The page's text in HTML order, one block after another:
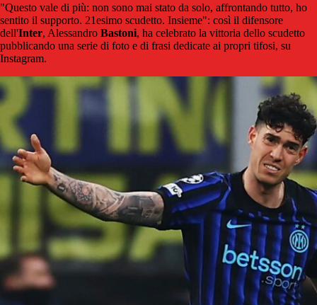
"Questo vale di più: non sono mai stato da solo, affrontando tutto, ho
sentito il supporto. 21esimo scudetto. Insieme": così il difensore
dell'Inter, Alessandro Bastoni, ha celebrato la vittoria dello scudetto
pubblicando una serie di foto e di frasi dedicate ai propri tifosi, su
Instagram.